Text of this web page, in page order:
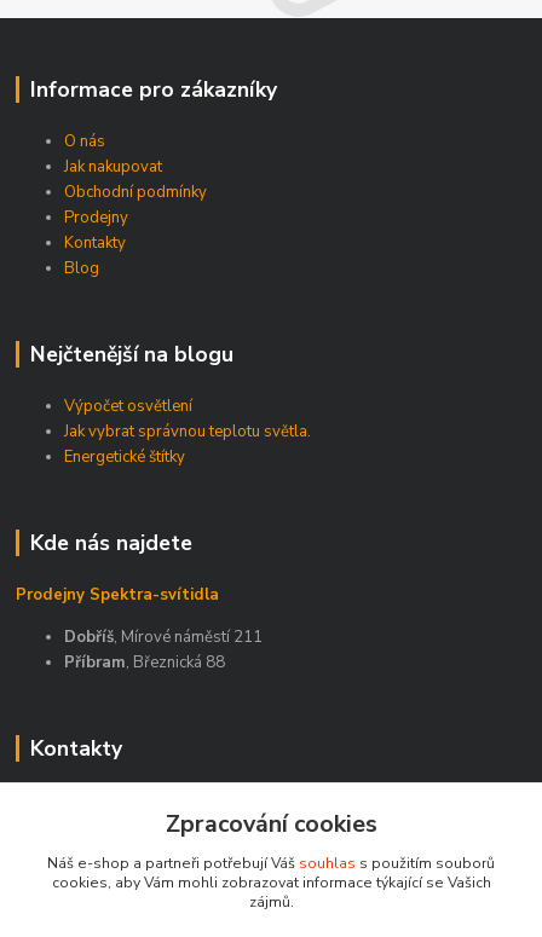
Informace pro zákazníky
O nás
Jak nakupovat
Obchodní podmínky
Prodejny
Kontakty
Blog
Nejčtenější na blogu
Výpočet osvětlení
Jak vybrat správnou teplotu světla.
Energetické štítky
Kde nás najdete
Prodejny Spektra-svítidla
Dobříš, Mírové náměstí 211
Příbram, Březnická 88
Kontakty
+420 603 811 188
spektra-svitidla@seznam.cz
Zpracování cookies
Náš e-shop a partneři potřebují Váš souhlas s použitím souborů
cookies, aby Vám mohli zobrazovat informace týkající se Vašich
zájmů.